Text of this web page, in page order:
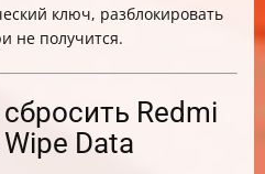
ключ, разблокировать
не получится.
Redmi
Data